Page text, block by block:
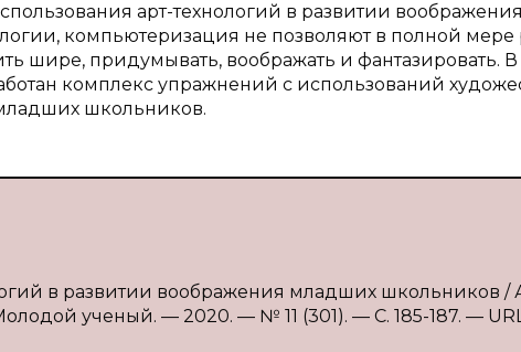
арт-технологий в развитии
компьютеризация не позволяют в полной мере
шире, придумывать, воображать и фантазировать. В
комплекс упражнений с использований
школьников.
в развитии воображения младших школьников /
ученый. — 2020. — № 11 (301). — С. 185-187. —